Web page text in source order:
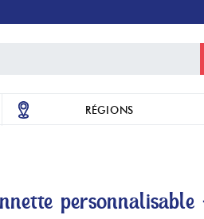
RÉGIONS